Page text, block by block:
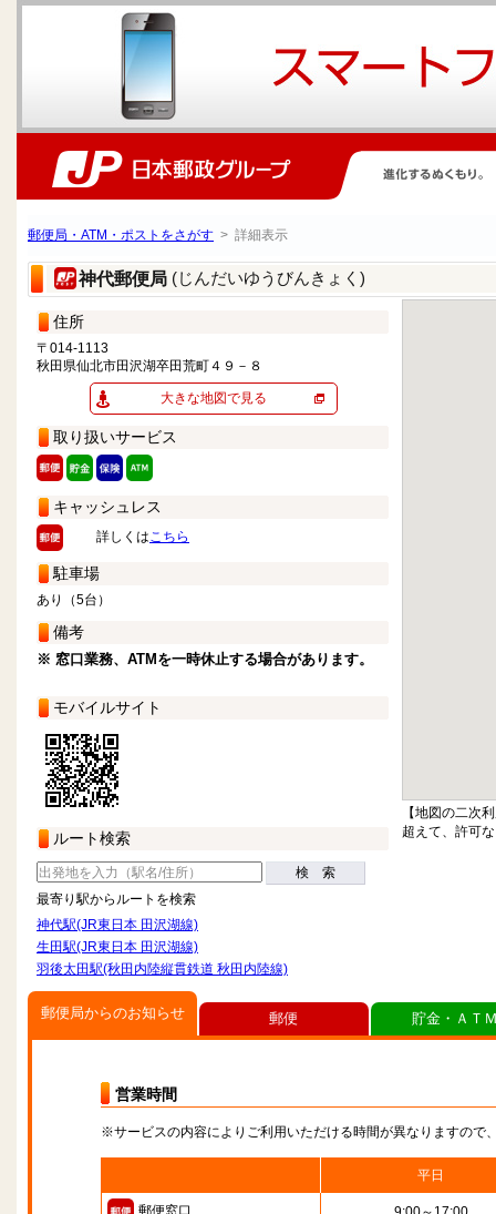
郵便局・ATM・ポストをさがす > 詳細表示
神代郵便局 (じんだいゆうびんきょく)
住所
〒014-1113
秋田県仙北市田沢湖卒田荒町４９－８
大きな地図で見る
取り扱いサービス
キャッシュレス
詳しくはこちら
駐車場
あり（5台）
備考
※ 窓口業務、ATMを一時休止する場合があります。
モバイルサイト
ルート検索
検 索
最寄り駅からルートを検索
神代駅(JR東日本 田沢湖線)
生田駅(JR東日本 田沢湖線)
羽後太田駅(秋田内陸縦貫鉄道 秋田内陸線)
【地図の二次
超えて、許可
郵便局からのお知らせ
営業時間
※サービスの内容によりご利用いただける時間が異なりますので
平日
郵便 貯金・ＡＴ